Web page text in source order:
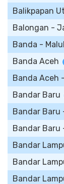
Balikpapan
Balongan -
Banda -
Banda Aceh
Banda Aceh
Bandar Baru
Bandar Baru
Bandar Baru
Bandar
Bandar
Bandar